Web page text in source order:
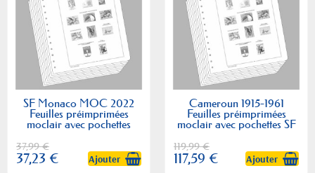
SF Monaco MOC 2022
Feuilles préimprimées
moclair avec pochettes
37,99 €
37,23 € Ajouter
Cameroun 1915-1961
Feuilles préimprimées
moclair avec pochettes SF
119,99 €
117,59 € Ajouter